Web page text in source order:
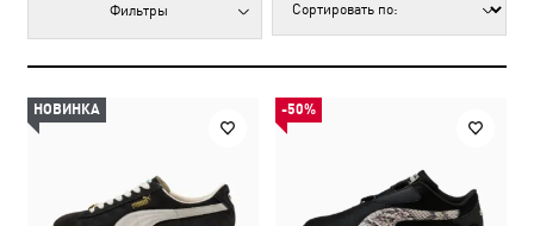
Фильтры
НОВИНКА -50%